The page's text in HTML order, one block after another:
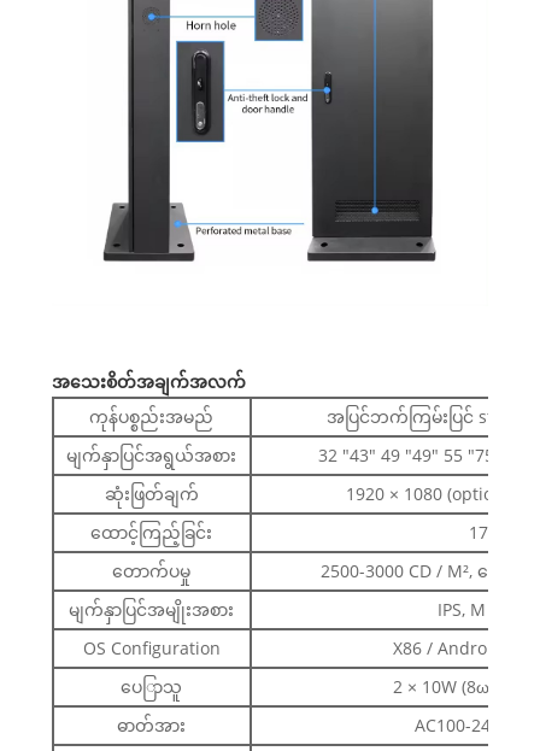
အသေးစိတ်အချက်အလက်
ကုန်ပစ္စည်းအမည်
အပြင်ဘက်ကြမ်းပြင်
မျက်နှာပြင်အရွယ်အစား
32 "43" 49 "49" 55 "75"
ဆုံးဖြတ်ချက်
1920 × 1080 (optional
ထောင့်ကြည့်ခြင်း
178/178
တောက်ပမှု
2500-3000 CD / M², နေ
မျက်နှာပြင်အမျိုးအစား
IPS, M +
OS Configuration
X86 / Android /
ပေြာသူ
2 × 10W (8ω) စ
ဓာတ်အား
AC100-240V